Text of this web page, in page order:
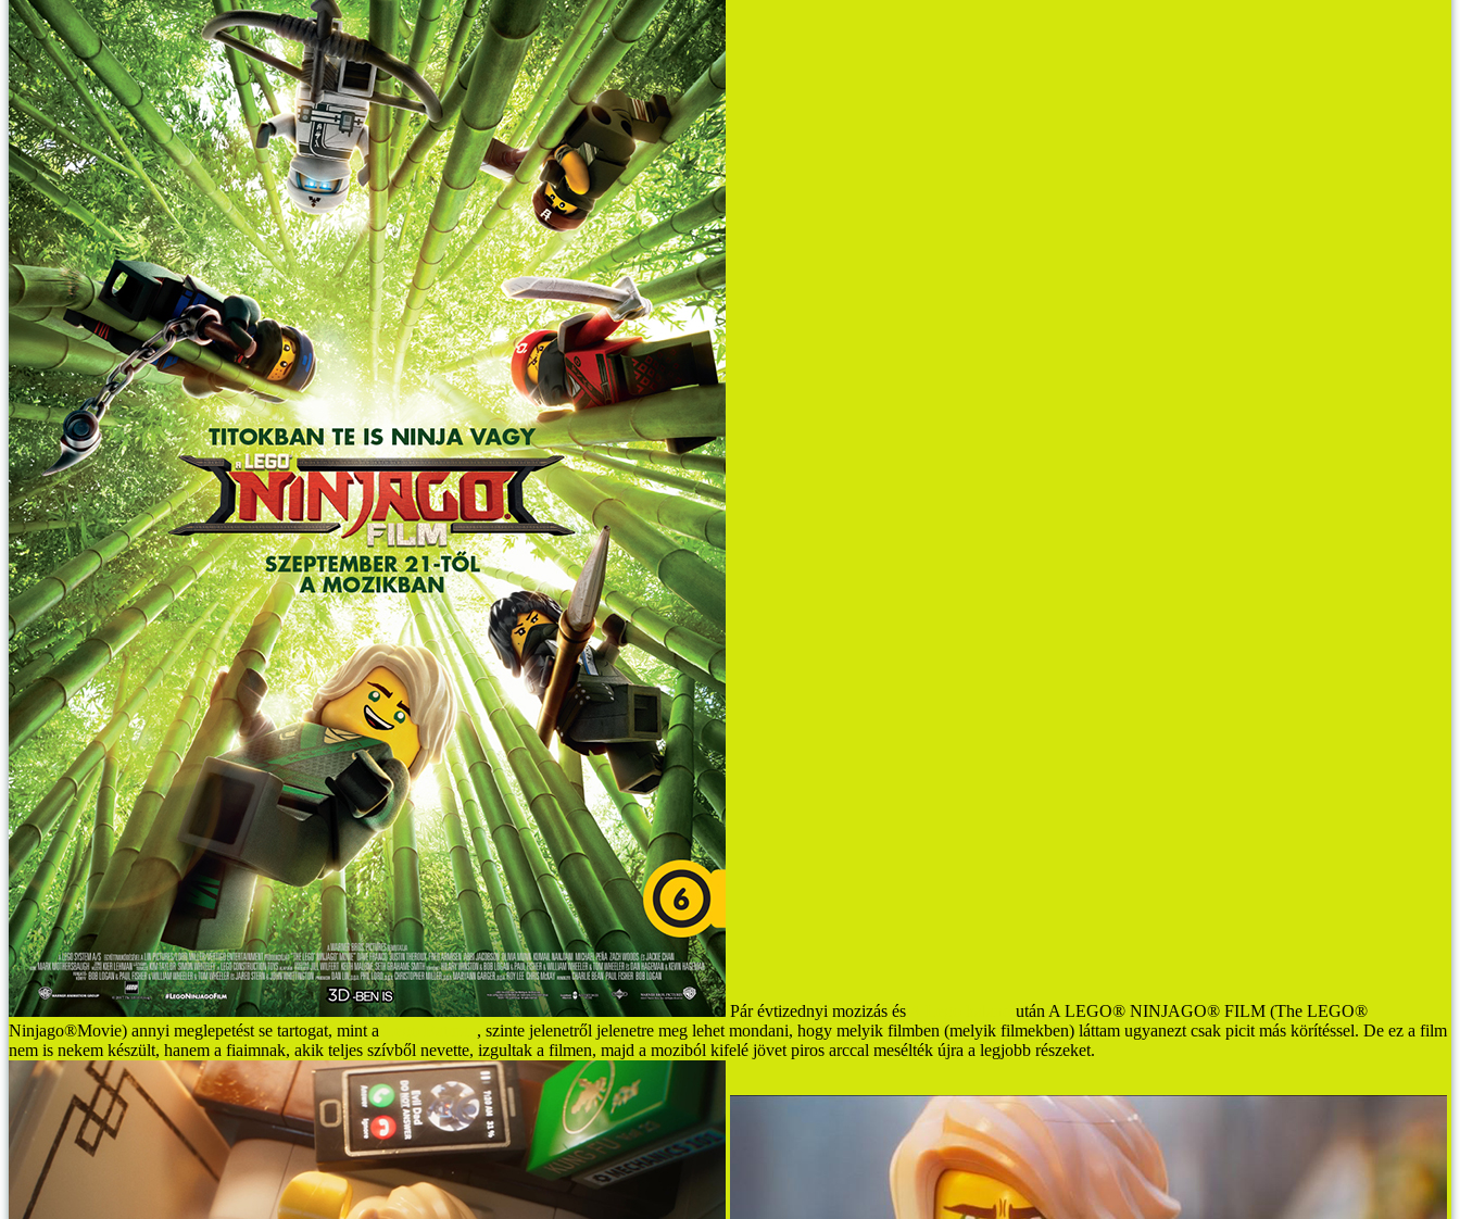
Pár évtizednyi mozizás és után A LEGO® NINJAGO® FILM (The LEGO®
Ninjago®Movie) annyi meglepetést se tartogat, mint a
, szinte jelenetről jelenetre meg lehet mondani, hogy melyik filmben (melyik filmekben) láttam ugyanezt csak picit más körítéssel. De ez a film
nem is nekem készült, hanem a fiaimnak, akik teljes szívből nevette, izgultak a filmen, majd a moziból kifelé jövet piros arccal mesélték újra a legjobb részeket.